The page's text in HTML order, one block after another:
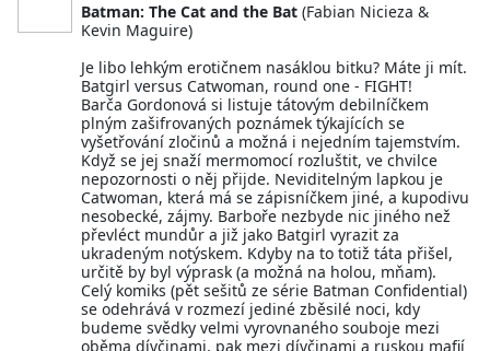
Batman: The Cat and the Bat (Fabian Nicieza &
Kevin Maguire)
Je libo lehkým erotičnem nasáklou bitku? Máte ji mít.
Batgirl versus Catwoman, round one - FIGHT!
Barča Gordonová si listuje tátovým debilníčkem
plným zašifrovaných poznámek týkajících se
vyšetřování zločinů a možná i nejedním tajemstvím.
Když se jej snaží mermomocí rozluštit, ve chvilce
nepozornosti o něj přijde. Neviditelným lapkou je
Catwoman, která má se zápisníčkem jiné, a kupodivu
nesobecké, zájmy. Barboře nezbyde nic jiného než
převléct mundůr a již jako Batgirl vyrazit za
ukradeným notýskem. Kdyby na to totiž táta přišel,
určitě by byl výprask (a možná na holou, mňam).
Celý komiks (pět sešitů ze série Batman Confidential)
se odehrává v rozmezí jediné zběsilé noci, kdy
budeme svědky velmi vyrovnaného souboje mezi
oběma dívčinami, pak mezi dívčinami a ruskou mafií